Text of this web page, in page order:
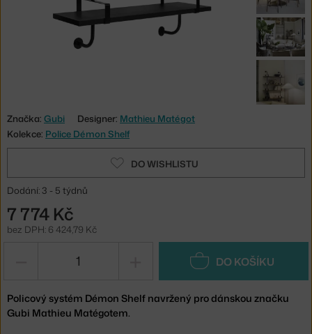
Značka: Gubi Designer: Mathieu Matégot
Kolekce: Police Démon Shelf
DO WISHLISTU
Dodání: 3 - 5 týdnů
7 774 Kč
bez DPH: 6 424,79 Kč
DO KOŠÍKU
Policový systém Démon Shelf navržený pro dánskou značku
Gubi Mathieu Matégotem.